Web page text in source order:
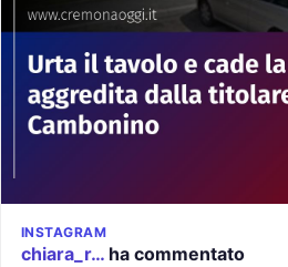
INSTAGRAM
chiara_r… ha commentato